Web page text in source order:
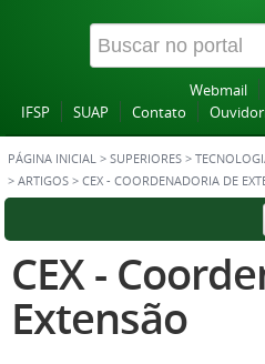
Webmail
IFSP
SUAP Contato
PÁGINA INICIAL > SUPERIORES >
> ARTIGOS > CEX - COORDENADORIA DE
CEX -
Extensão